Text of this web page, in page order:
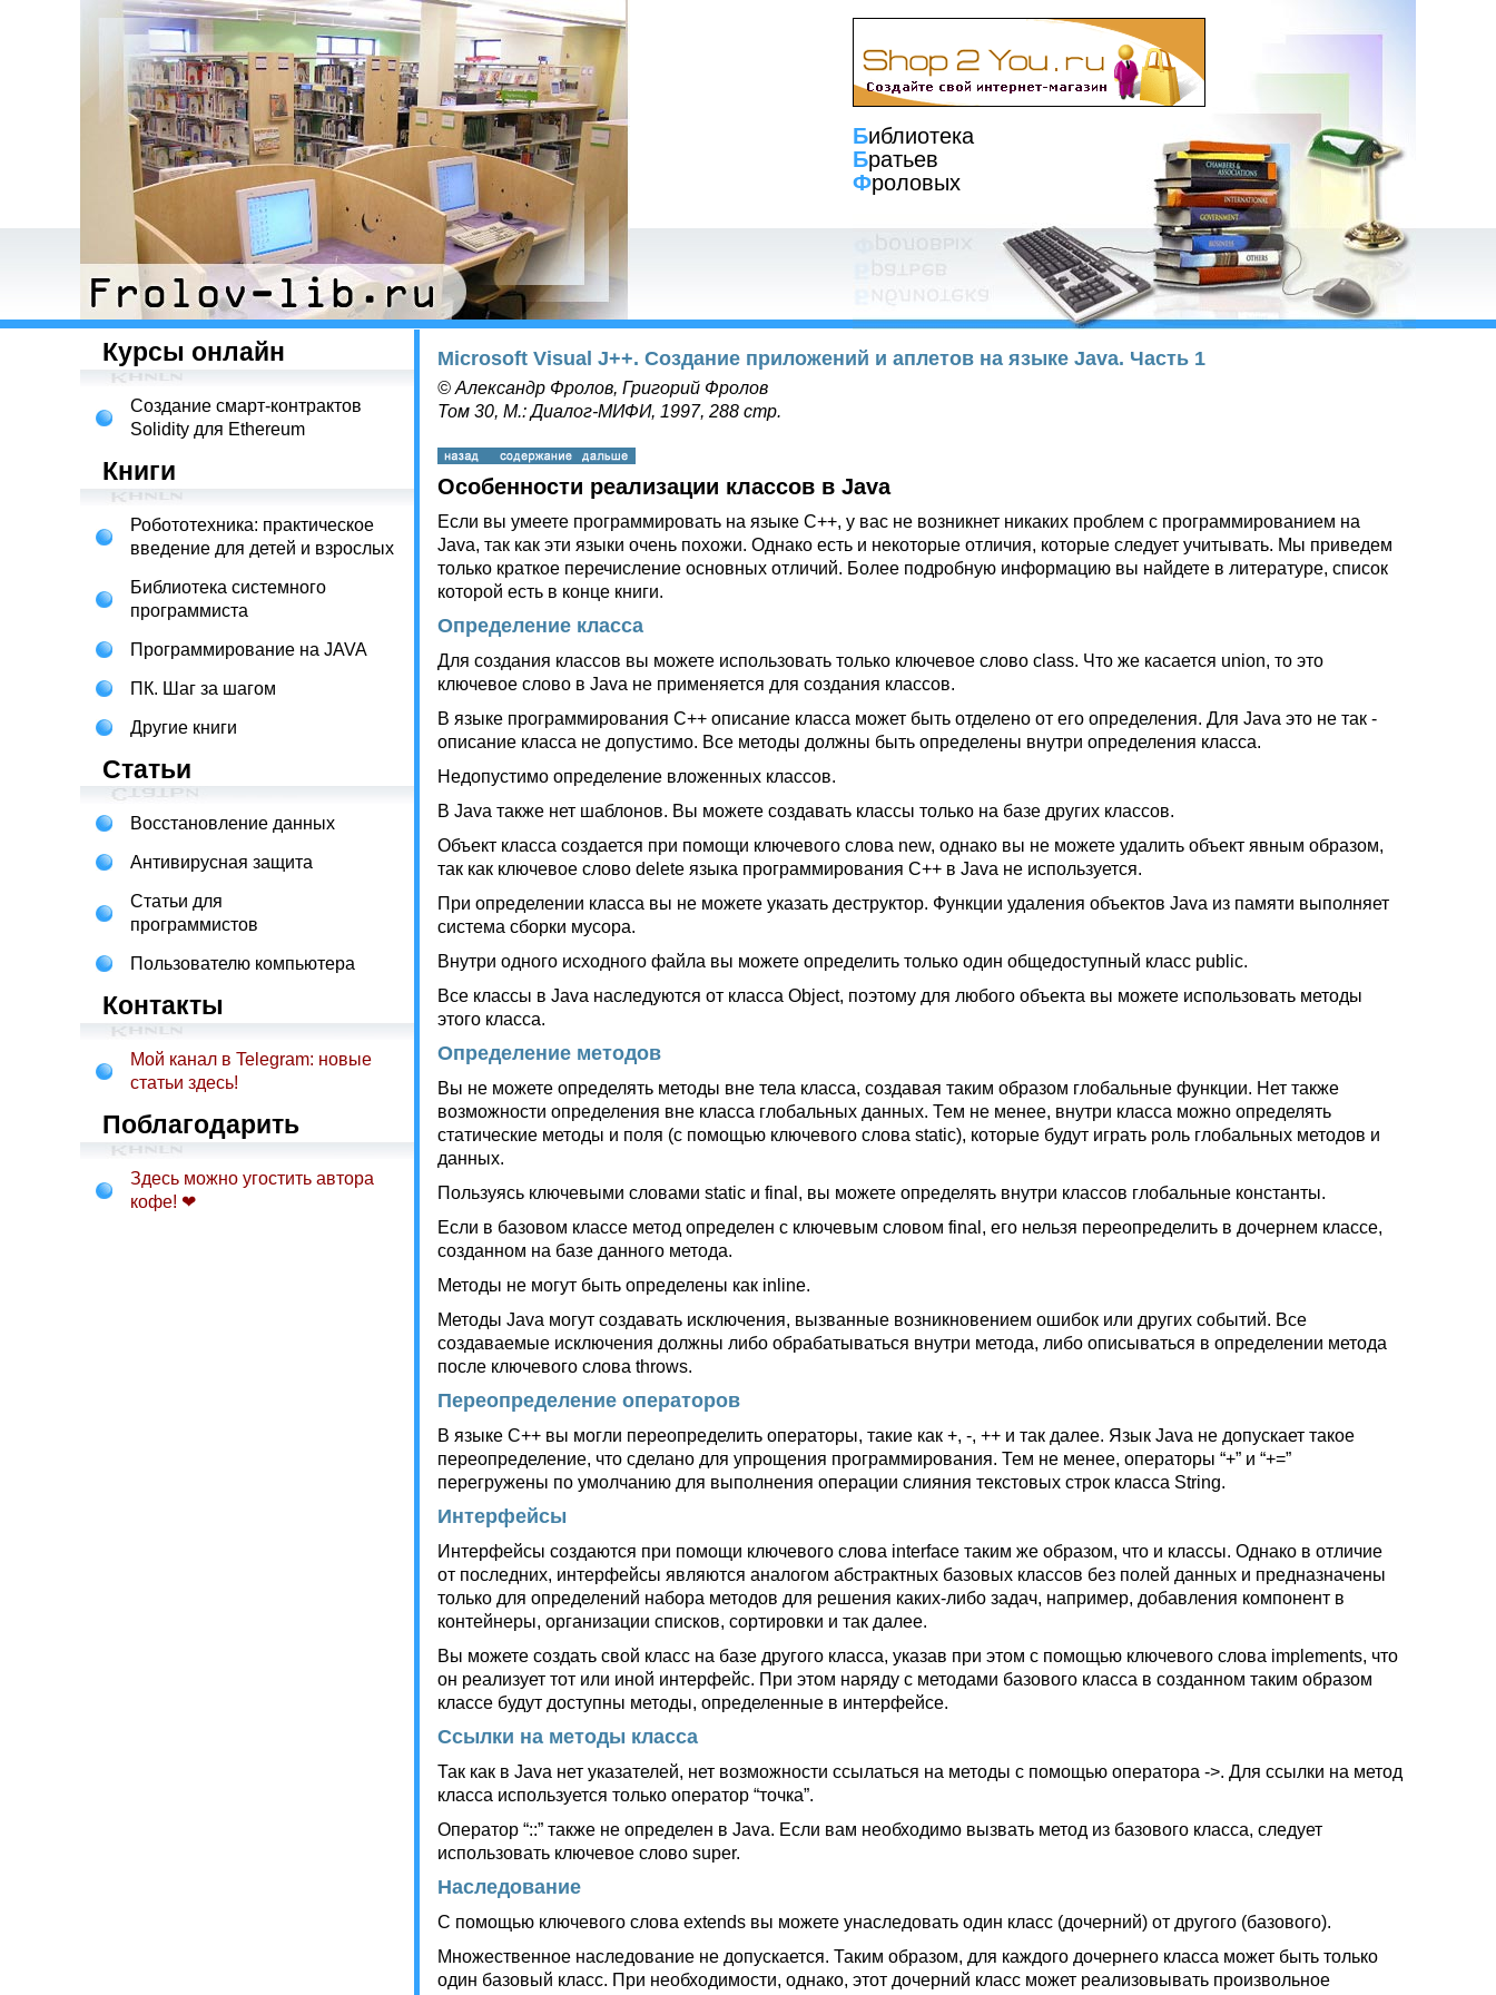
Библиотека
Братьев
Фроловых
Курсы онлайн
Создание смарт-контрактов
Solidity для Ethereum
Книги
Робототехника: практическое
введение для детей и взрослых
Библиотека системного
программиста
Программирование на JAVA
ПК. Шаг за шагом
Другие книги
Статьи
Восстановление данных
Антивирусная защита
Статьи для
программистов
Пользователю компьютера
Контакты
Мой канал в Telegram: новые
статьи здесь!
Поблагодарить
Здесь можно угостить автора
кофе! ❤
Microsoft Visual J++. Создание приложений и аплетов на языке Java. Часть 1
© Александр Фролов, Григорий Фролов
Том 30, М.: Диалог-МИФИ, 1997, 288 стр.
Особенности реализации классов в Java
Если вы умеете программировать на языке С++, у вас не возникнет никаких проблем с программированием на
Java, так как эти языки очень похожи. Однако есть и некоторые отличия, которые следует учитывать. Мы приведем
только краткое перечисление основных отличий. Более подробную информацию вы найдете в литературе, список
которой есть в конце книги.
Определение класса
Для создания классов вы можете использовать только ключевое слово class. Что же касается union, то это
ключевое слово в Java не применяется для создания классов.
В языке программирования С++ описание класса может быть отделено от его определения. Для Java это не так -
описание класса не допустимо. Все методы должны быть определены внутри определения класса.
Недопустимо определение вложенных классов.
В Java также нет шаблонов. Вы можете создавать классы только на базе других классов.
Объект класса создается при помощи ключевого слова new, однако вы не можете удалить объект явным образом,
так как ключевое слово delete языка программирования С++ в Java не используется.
При определении класса вы не можете указать деструктор. Функции удаления объектов Java из памяти выполняет
система сборки мусора.
Внутри одного исходного файла вы можете определить только один общедоступный класс public.
Все классы в Java наследуются от класса Object, поэтому для любого объекта вы можете использовать методы
этого класса.
Определение методов
Вы не можете определять методы вне тела класса, создавая таким образом глобальные функции. Нет также
возможности определения вне класса глобальных данных. Тем не менее, внутри класса можно определять
статические методы и поля (с помощью ключевого слова static), которые будут играть роль глобальных методов и
данных.
Пользуясь ключевыми словами static и final, вы можете определять внутри классов глобальные константы.
Если в базовом классе метод определен с ключевым словом final, его нельзя переопределить в дочернем классе,
созданном на базе данного метода.
Методы не могут быть определены как inline.
Методы Java могут создавать исключения, вызванные возникновением ошибок или других событий. Все
создаваемые исключения должны либо обрабатываться внутри метода, либо описываться в определении метода
после ключевого слова throws.
Переопределение операторов
В языке С++ вы могли переопределить операторы, такие как +, -, ++ и так далее. Язык Java не допускает такое
переопределение, что сделано для упрощения программирования. Тем не менее, операторы “+” и “+=”
перегружены по умолчанию для выполнения операции слияния текстовых строк класса String.
Интерфейсы
Интерфейсы создаются при помощи ключевого слова interface таким же образом, что и классы. Однако в отличие
от последних, интерфейсы являются аналогом абстрактных базовых классов без полей данных и предназначены
только для определений набора методов для решения каких-либо задач, например, добавления компонент в
контейнеры, организации списков, сортировки и так далее.
Вы можете создать свой класс на базе другого класса, указав при этом с помощью ключевого слова implements, что
он реализует тот или иной интерфейс. При этом наряду с методами базового класса в созданном таким образом
классе будут доступны методы, определенные в интерфейсе.
Ссылки на методы класса
Так как в Java нет указателей, нет возможности ссылаться на методы с помощью оператора ->. Для ссылки на метод
класса используется только оператор “точка”.
Оператор “::” также не определен в Java. Если вам необходимо вызвать метод из базового класса, следует
использовать ключевое слово super.
Наследование
С помощью ключевого слова extends вы можете унаследовать один класс (дочерний) от другого (базового).
Множественное наследование не допускается. Таким образом, для каждого дочернего класса может быть только
один базовый класс. При необходимости, однако, этот дочерний класс может реализовывать произвольное